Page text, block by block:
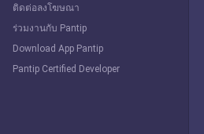
ติดต่อลงโฆษณา
ร่วมงานกับ Pantip
Download App Pantip
Pantip Certified Developer